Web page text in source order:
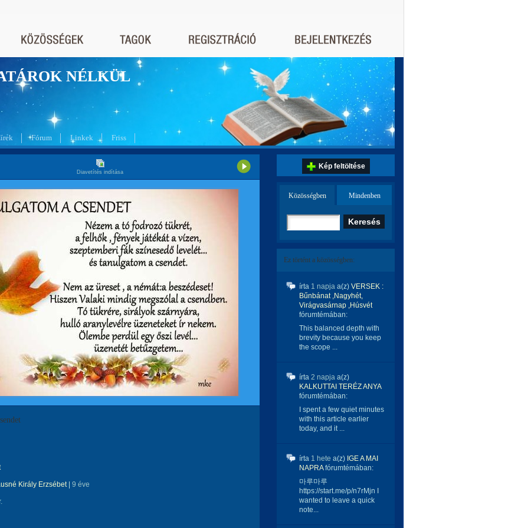
NÉLKÜL
Fórum Linkek Friss
Diavetítés indítása
Király Erzsébet| 9 éve
Kép feltöltése
Közösségben Mindenben
Ez történt a közösségben:
írta 1 napja a(z) VERSEK :
Bűnbánat ,Nagyhét,
Virágvasárnap ,Húsvét
fórumtémában:
This balanced depth with
brevity because you keep
the scope ...
írta 2 napja a(z)
KALKUTTAI TERÉZ ANYA
fórumtémában:
I spent a few quiet minutes
with this article earlier
today, and it ...
írta 1 hete a(z) IGE A MAI
NAPRAfórumtémában:
마루마루
https://start.me/p/n7rMjn I
wanted to leave a quick
note...